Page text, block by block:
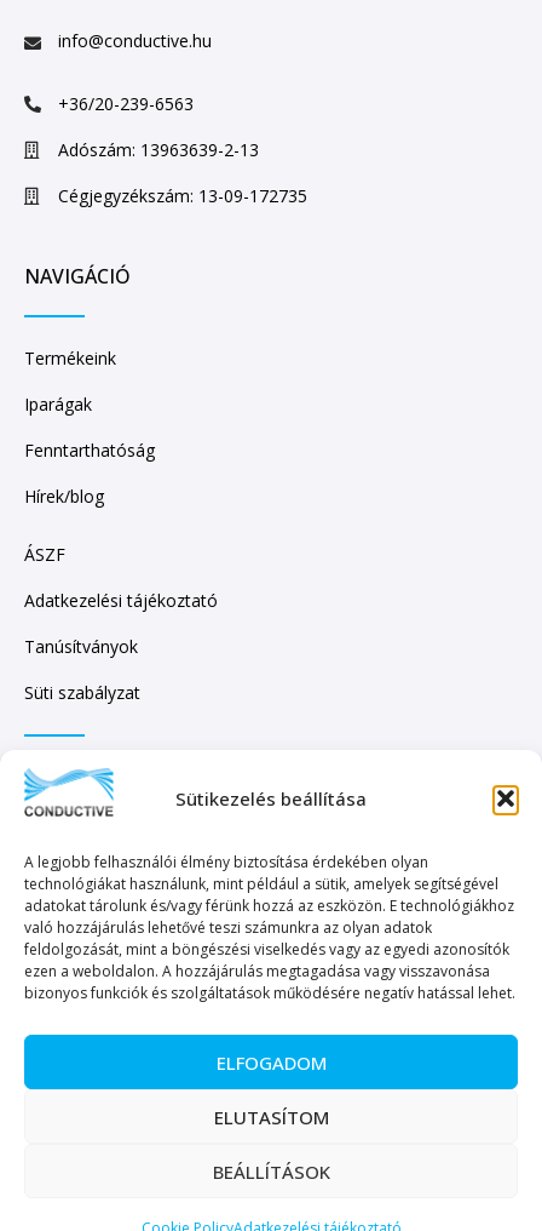
Sütikezelés beállítása
A legjobb felhasználói élmény biztosítása érdekében olyan
technológiákat használunk, mint például a sütik, amelyek segítségével
adatokat tárolunk és/vagy férünk hozzá az eszközön. E technológiákhoz
való hozzájárulás lehetővé teszi számunkra az olyan adatok
feldolgozását, mint a böngészési viselkedés vagy az egyedi azonosítók
ezen a weboldalon. A hozzájárulás megtagadása vagy visszavonása
bizonyos funkciók és szolgáltatások működésére negatív hatással lehet.
ELFOGADOM
ELUTASÍTOM
BEÁLLÍTÁSOK
info@conductive.hu
+36/20-239-6563
Adószám: 13963639-2-13
Cégjegyzékszám: 13-09-172735
NAVIGÁCIÓ
Termékeink
Iparágak
Fenntarthatóság
Hírek/blog
ÁSZF
Adatkezelési tájékoztató
Tanúsítványok
Süti szabályzat
IRATKOZZON FEL HÍRLEVELÜNKRE!
KÜLDÉS
Copyright © 2023. Minden jog fenntartva. – Conductive Kereskedelmi és